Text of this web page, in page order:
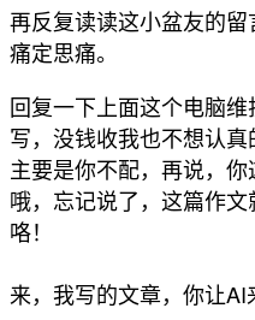
再反复读读这小盆友的
痛定思痛。
回复一下上面这个电脑
写，没钱收我也不想认真
主要是你不配，再说，你
哦，忘记说了，这篇作
咯！
来，我写的文章，你让AI